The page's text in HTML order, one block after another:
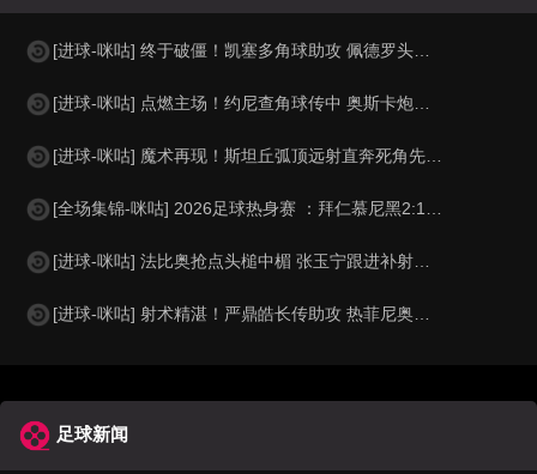
[进球-咪咕] 终于破僵！凯塞多角球助攻 佩德罗头球破门
[进球-咪咕] 点燃主场！约尼查角球传中 奥斯卡炮弹头球破门
[进球-咪咕] 魔术再现！斯坦丘弧顶远射直奔死角先拔头筹
[全场集锦-咪咕] 2026足球热身赛 ：拜仁慕尼黑2:1阿斯顿维拉
[进球-咪咕] 法比奥抢点头槌中楣 张玉宁跟进补射打破僵局
[进球-咪咕] 射术精湛！严鼎皓长传助攻 热菲尼奥低射死角破门
足球新闻